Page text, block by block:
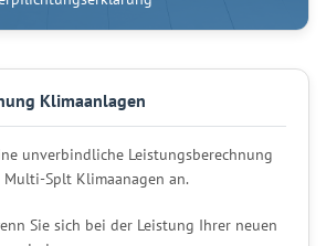
Klimaanlagen
unverbindliche Leistungsberechnung
Splt Klimaanagen an.
Sie sich bei der Leistung Ihrer neuen